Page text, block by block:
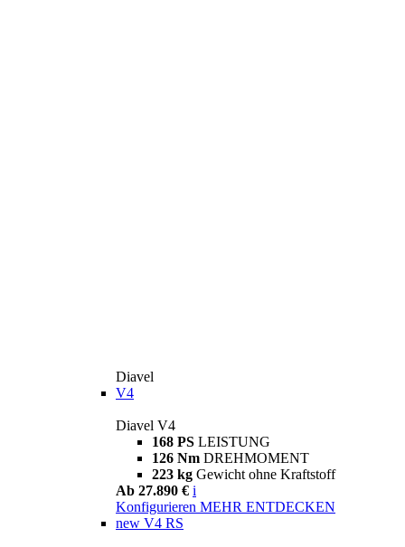
Diavel
V4
Diavel V4
168 PS LEISTUNG
126 Nm DREHMOMENT
223 kg Gewicht ohne Kraftstoff
Ab 27.890 € i
Konfigurieren MEHR ENTDECKEN
new V4 RS